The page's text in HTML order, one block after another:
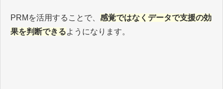
PRMを活用することで
感覚ではなくデータで支援の効
果を判断できるようになります。